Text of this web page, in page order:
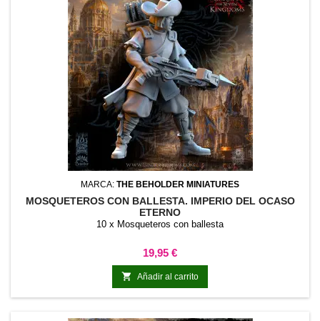
MARCA: THE BEHOLDER MINIATURES
MOSQUETEROS CON BALLESTA. IMPERIO DEL OCASO
ETERNO
10 x Mosqueteros con ballesta
Precio
19,95 €
 Añadir al carrito